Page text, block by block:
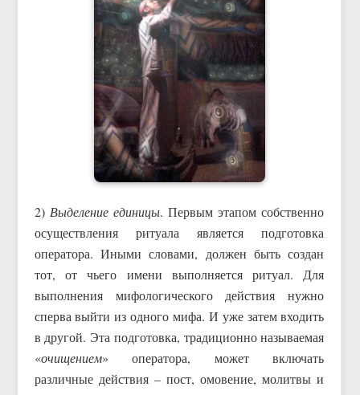
2) Выделение единицы. Первым этапом собственно
осуществления ритуала является подготовка
оператора. Иными словами, должен быть создан
тот, от чьего имени выполняется ритуал. Для
выполнения мифологического действия нужно
сперва выйти из одного мифа. И уже затем входить
в другой. Эта подготовка, традиционно называемая
«очищением» оператора, может включать
различные действия – пост, омовение, молитвы и